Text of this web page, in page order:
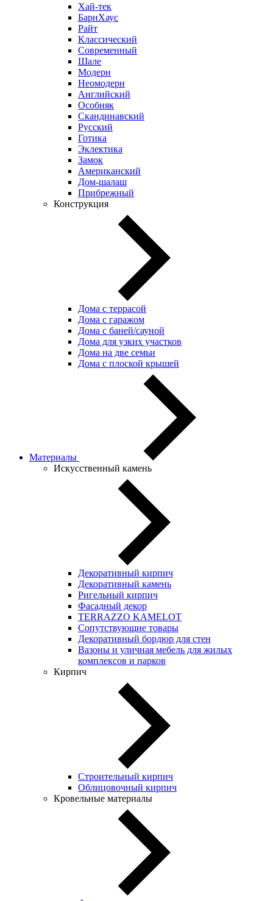
Хай-тек
БарнХаус
Райт
Классический
Современный
Шале
Модерн
Неомодерн
Английский
Особняк
Скандинавский
Русский
Готика
Эклектика
Замок
Американский
Дом-шалаш
Прибрежный
Конструкция
Дома с террасой
Дома с гаражом
Дома с баней/сауной
Дома для узких участков
Дома на две семьи
Дома с плоской крышей
Материалы
Искусственный камень
Декоративный кирпич
Декоративный камень
Ригельный кирпич
Фасадный декор
TERRAZZO KAMELOT
Сопутствующие товары
Декоративный бордюр для стен
Вазоны и уличная мебель для жилых
комплексов и парков
Кирпич
Строительный кирпич
Облицовочный кирпич
Кровельные материалы